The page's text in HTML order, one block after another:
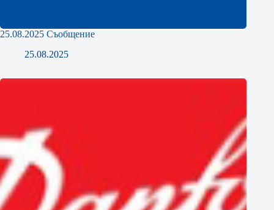
25.08.2025 Съобщение
25.08.2025